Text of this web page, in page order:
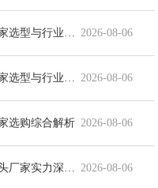
2026-08-06
2026-08-06
选购综合解析 2026-08-06
2026-08-06